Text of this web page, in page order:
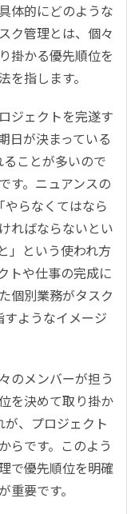
体的にどのような
ク管理とは、個々
掛かる優先順位を
指します。
ジェクトを完遂す
日が決まっている
ことが多いので
す。ニュアンスの
らなくてはなら
ればならないとい
」という使われ方
トや仕事の完成に
個別業務がタスク
ようなイメージ
のメンバーが担う
を決めて取り掛か
、プロジェクト
らです。このよう
で優先順位を明確
要です。